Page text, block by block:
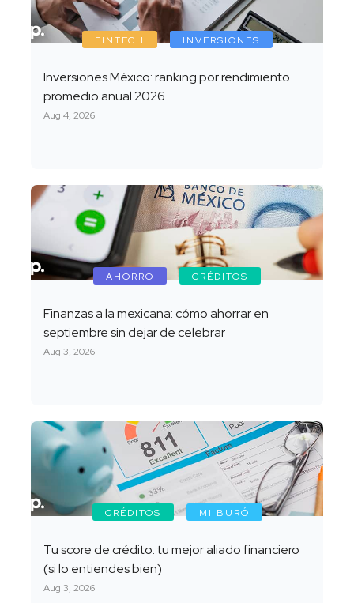
FINTECH INVERSIONES
Inversiones México: ranking por rendimiento
promedio anual 2026
Aug 4, 2026
AHORRO CRÉDITOS
Finanzas a la mexicana: cómo ahorrar en
septiembre sin dejar de celebrar
Aug 3, 2026
CRÉDITOS MI BURÓ
Tu score de crédito: tu mejor aliado financiero
(si lo entiendes bien)
Aug 3, 2026